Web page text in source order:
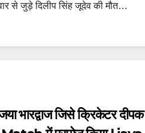
से जुड़े दिलीप सिंह जूदेव की मौत…
भारद्वाज जिसे क्रिकेटर दीपक